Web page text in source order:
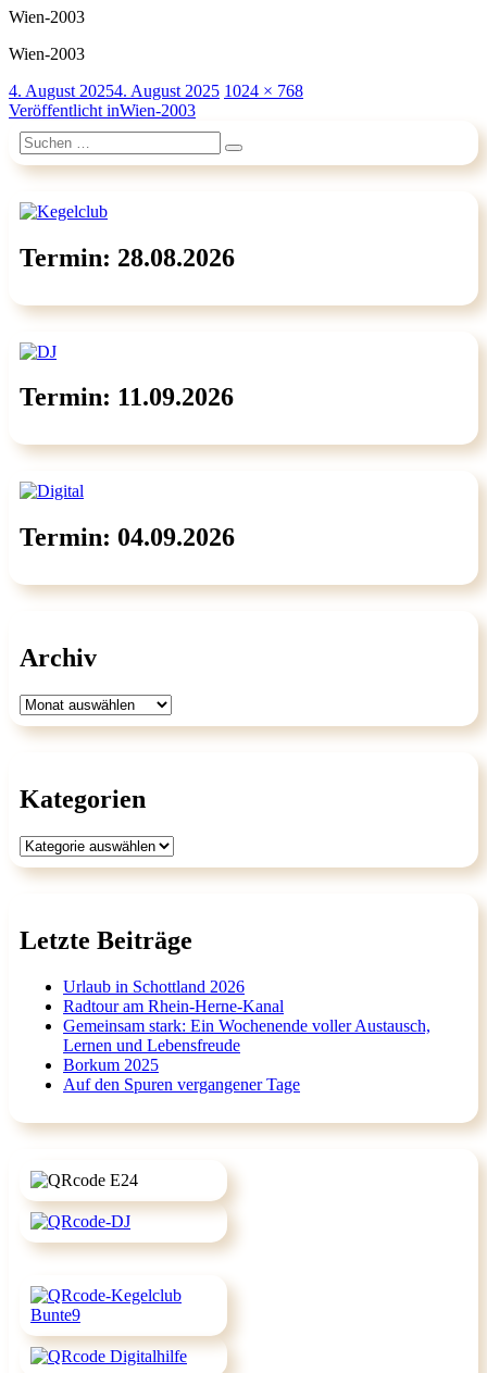
Wien-2003
Wien-2003
Veröffentlicht
am
4. August 20254. August 2025 Originalgröße
1024 × 768
Beitragsnavigation
Veröffentlicht inWien-2003
Suchen
nach:
Suchen
Termin: 28.08.2026
Termin: 11.09.2026
Termin: 04.09.2026
Archiv
Archiv
Kategorien
Kategorien
Letzte Beiträge
Urlaub in Schottland 2026
Radtour am Rhein-Herne-Kanal
Gemeinsam stark: Ein Wochenende voller Austausch,
Lernen und Lebensfreude
Borkum 2025
Auf den Spuren vergangener Tage